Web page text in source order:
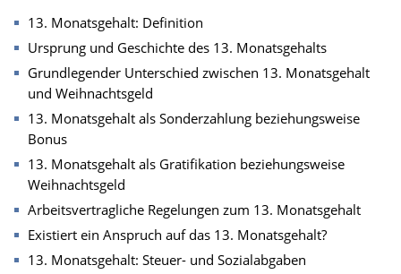
13. Monatsgehalt: Definition
Ursprung und Geschichte des 13. Monatsgehalts
Grundlegender Unterschied zwischen 13. Monatsgehalt
und Weihnachtsgeld
13. Monatsgehalt als Sonderzahlung beziehungsweise
Bonus
13. Monatsgehalt als Gratifikation beziehungsweise
Weihnachtsgeld
Arbeitsvertragliche Regelungen zum 13. Monatsgehalt
Existiert ein Anspruch auf das 13. Monatsgehalt?
13. Monatsgehalt: Steuer- und Sozialabgaben